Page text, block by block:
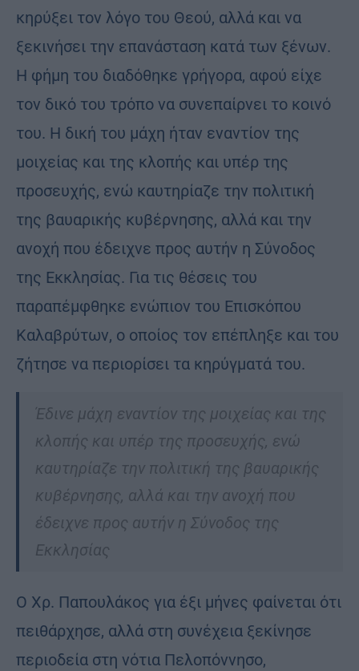
κηρύξει τον λόγο του Θεού, αλλά και να
ξεκινήσει την επανάσταση κατά των ξένων.
Η φήμη του διαδόθηκε γρήγορα, αφού είχε
τον δικό του τρόπο να συνεπαίρνει το κοινό
του. Η δική του μάχη ήταν εναντίον της
μοιχείας και της κλοπής και υπέρ της
προσευχής, ενώ καυτηρίαζε την πολιτική
της βαυαρικής κυβέρνησης, αλλά και την
ανοχή που έδειχνε προς αυτήν η Σύνοδος
της Εκκλησίας. Για τις θέσεις του
παραπέμφθηκε ενώπιον του Επισκόπου
Καλαβρύτων, ο οποίος τον επέπληξε και του
ζήτησε να περιορίσει τα κηρύγματά του.
Έδινε μάχη εναντίον της μοιχείας και της
κλοπής και υπέρ της προσευχής, ενώ
καυτηρίαζε την πολιτική της βαυαρικής
κυβέρνησης, αλλά και την ανοχή που
έδειχνε προς αυτήν η Σύνοδος της
Εκκλησίας
Ο Χρ. Παπουλάκος για έξι μήνες φαίνεται ότι
πειθάρχησε, αλλά στη συνέχεια ξεκίνησε
περιοδεία στη νότια Πελοπόννησο,